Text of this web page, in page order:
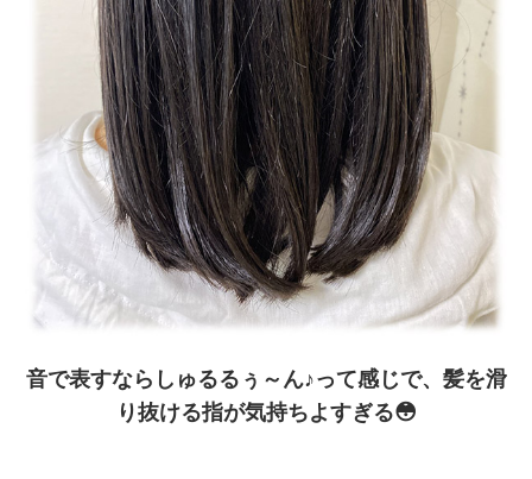
音で表すならしゅるるぅ～ん♪って感じで、髪を滑
り抜ける指が気持ちよすぎる😳